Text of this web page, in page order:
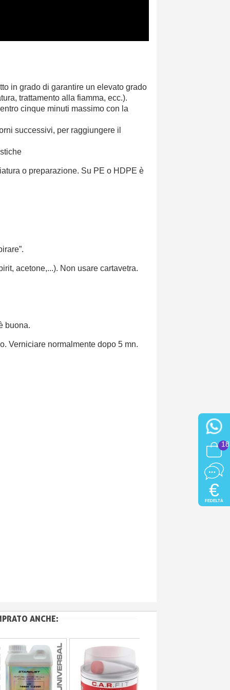
in grado di garantire un elevato grado
trattamento alla fiamma, ecc.).
cinque minuti massimo con la
successivi, per raggiungere il
o preparazione. Su PE o HDPE è
acetone,...). Non usare cartavetra.
buona.
Verniciare normalmente dopo 5 mn.
ANCHE:
18
€
FEDELTÀ